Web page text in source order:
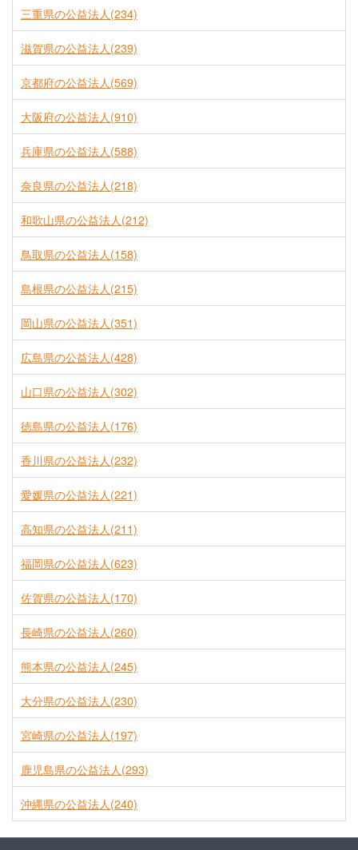
三重県の公益法人(234)
滋賀県の公益法人(239)
京都府の公益法人(569)
大阪府の公益法人(910)
兵庫県の公益法人(588)
奈良県の公益法人(218)
和歌山県の公益法人(212)
鳥取県の公益法人(158)
島根県の公益法人(215)
岡山県の公益法人(351)
広島県の公益法人(428)
山口県の公益法人(302)
徳島県の公益法人(176)
香川県の公益法人(232)
愛媛県の公益法人(221)
高知県の公益法人(211)
福岡県の公益法人(623)
佐賀県の公益法人(170)
長崎県の公益法人(260)
熊本県の公益法人(245)
大分県の公益法人(230)
宮崎県の公益法人(197)
鹿児島県の公益法人(293)
沖縄県の公益法人(240)